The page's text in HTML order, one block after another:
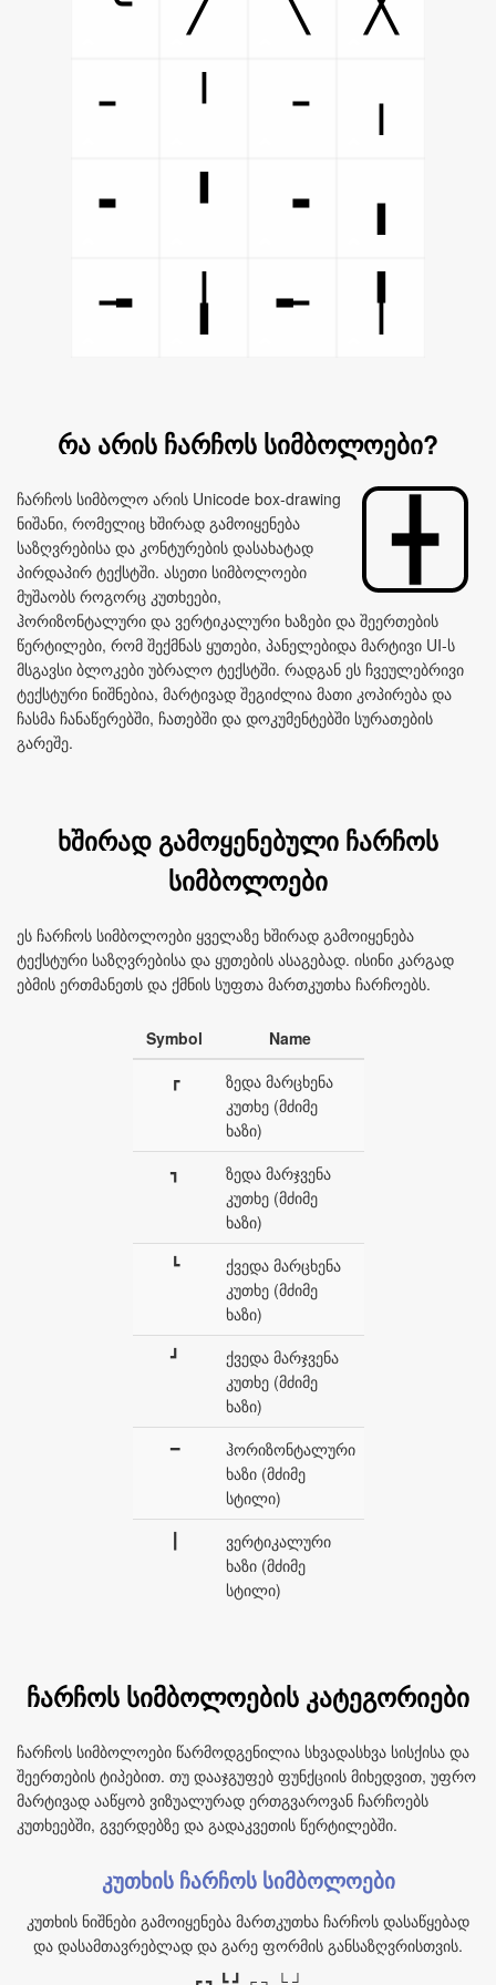
╴
╵ ╶
╷
╸
╹ ╺
╻
╼
╽ ╾ ╿
რა არის ჩარჩოს სიმბოლოები?
ჩარჩოს სიმბოლო არის Unicode box‑drawing
ნიშანი, რომელიც ხშირად გამოიყენება
საზღვრებისა და კონტურების დასახატად
პირდაპირ ტექსტში. ასეთი სიმბოლოები
მუშაობს როგორც კუთხეები,
ჰორიზონტალური და ვერტიკალური ხაზები და შეერთების
წერტილები, რომ შექმნას ყუთები, პანელებიდა მარტივი UI-ს
მსგავსი ბლოკები უბრალო ტექსტში. რადგან ეს ჩვეულებრივი
ტექსტური ნიშნებია, მარტივად შეგიძლია მათი კოპირება და
ჩასმა ჩანაწერებში, ჩათებში და დოკუმენტებში სურათების
გარეშე.
ხშირად გამოყენებული ჩარჩოს
სიმბოლოები
ეს ჩარჩოს სიმბოლოები ყველაზე ხშირად გამოიყენება
ტექსტური საზღვრებისა და ყუთების ასაგებად. ისინი კარგად
ებმის ერთმანეთს და ქმნის სუფთა მართკუთხა ჩარჩოებს.
Symbol
Name
┏
ზედა მარცხენა
კუთხე (მძიმე
ხაზი)
┓
ზედა მარჯვენა
კუთხე (მძიმე
ხაზი)
┗
ქვედა მარცხენა
კუთხე (მძიმე
ხაზი)
┛
ქვედა მარჯვენა
კუთხე (მძიმე
ხაზი)
━
ჰორიზონტალური
ხაზი (მძიმე
სტილი)
ვერტიკალური
ხაზი (მძიმე
სტილი)
ჩარჩოს სიმბოლოების კატეგორიები
ჩარჩოს სიმბოლოები წარმოდგენილია სხვადასხვა სისქისა და
შეერთების ტიპებით. თუ დააჯგუფებ ფუნქციის მიხედვით, უფრო
მარტივად ააწყობ ვიზუალურად ერთგვაროვან ჩარჩოებს
კუთხეებში, გვერდებზე და გადაკვეთის წერტილებში.
კუთხის ჩარჩოს სიმბოლოები
კუთხის ნიშნები გამოიყენება მართკუთხა ჩარჩოს დასაწყებად
და დასამთავრებლად და გარე ფორმის განსაზღვრისთვის.
┏ ┓ ┗ ┛ ┌ ┐ └ ┘